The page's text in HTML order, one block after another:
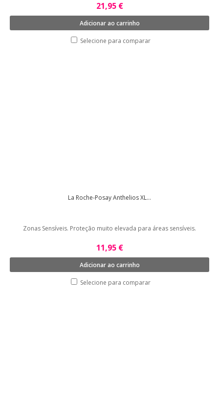
21,95 €
Adicionar ao carrinho
Selecione para comparar
La Roche-Posay Anthelios XL...
Zonas Sensíveis. Proteção muito elevada para áreas sensíveis.
11,95 €
Adicionar ao carrinho
Selecione para comparar